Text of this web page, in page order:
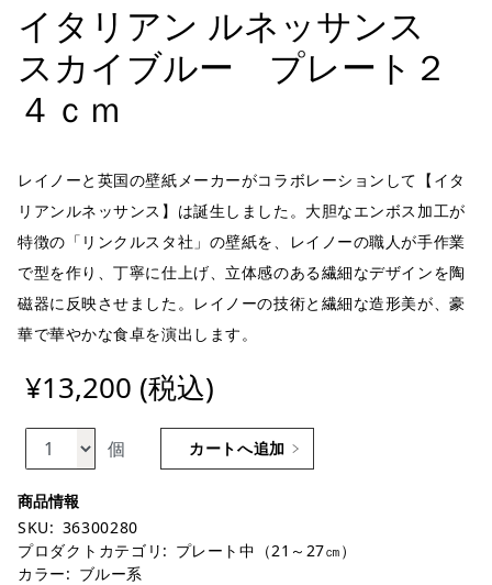
イタリアン ルネッサンス
スカイブルー プレート２
４ｃｍ
レイノーと英国の壁紙メーカーがコラボレーションして【イタ
リアンルネッサンス】は誕生しました。大胆なエンボス加工が
特徴の「リンクルスタ社」の壁紙を、レイノーの職人が手作業
で型を作り、丁寧に仕上げ、立体感のある繊細なデザインを陶
磁器に反映させました。レイノーの技術と繊細な造形美が、豪
華で華やかな食卓を演出します。
¥13,200 (税込)
個 カートへ追加
SKU: 36300280
プロダクトカテゴリ: プレート中（21～27㎝）
カラー: ブルー系